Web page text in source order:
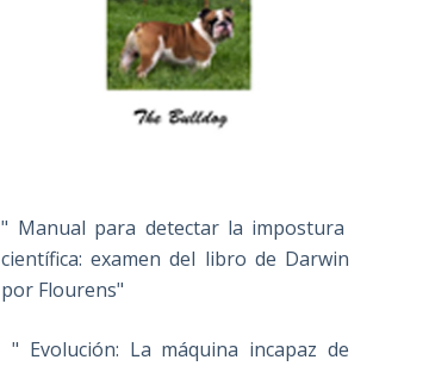
" Manual para detectar la impostura
científica: examen del libro de Darwin
por Flourens"
" Evolución: La máquina incapaz de